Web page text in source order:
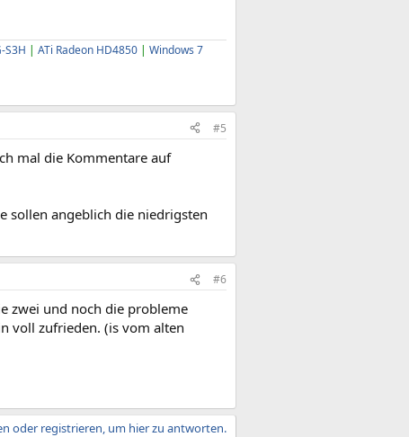
S3H | ATi Radeon HD4850 | Windows 7
#5
mal die Kommentare auf
sollen angeblich die niedrigsten
#6
zwei und noch die probleme
voll zufrieden. (is vom alten
oder registrieren, um hier zu antworten.